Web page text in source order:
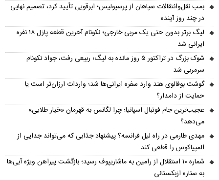
بمب نقل‌وانتقالات سپاهان از پرسپولیس؛ ابرقویی تأیید کرد، تصمیم نهایی
در چند روز آینده
لیگ برتر بدون حتی یک مربی خارجی؛ نکونام آخرین قطعه پازل ۱۸ نفره
ایرانی شد
شوک بزرگ در تراکتور ۵ روز مانده به لیگ؛ ربیعی رفت، جواد نکونام
سرمربی شد
گوشت بوفالوی هند وارد سفره ایرانی‌ها شد؛ واردات ارزان‌تر است یا
حمایت از دامدار؟
عجیب‌ترین جام فوتبال اسپانیا؛ چرا لگانس به قهرمان «خیار طلایی»
می‌دهد؟
مهدی طارمی در راه لیل فرانسه؟ پیشنهاد جذابی که می‌تواند جدایی از
المپیاکوس را قطعی کند
شماره ۱۰ استقلال از رامین به ماشاریپوف رسید؛ بازگشت پیراهن ویژه آبی‌ها
به ستاره ازبکستانی